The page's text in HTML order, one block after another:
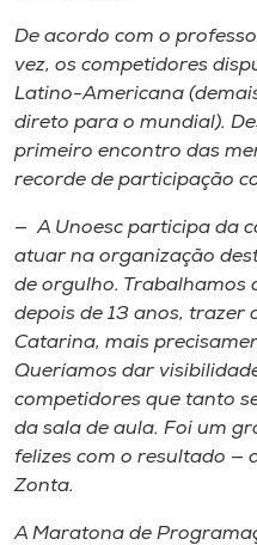
A-
De acordo com o
vez, os competidores
Latino-Americana
direto para o mundial).
primeiro encontro das
recorde de participação
— A Unoesc participa da
atuar na organização
de orgulho. Trabalhamos
depois de 13 anos, trazer
Catarina, mais
Queríamos dar
competidores que tanto
da sala de aula. Foi um
felizes com o resultado —
Zonta.
A Maratona de